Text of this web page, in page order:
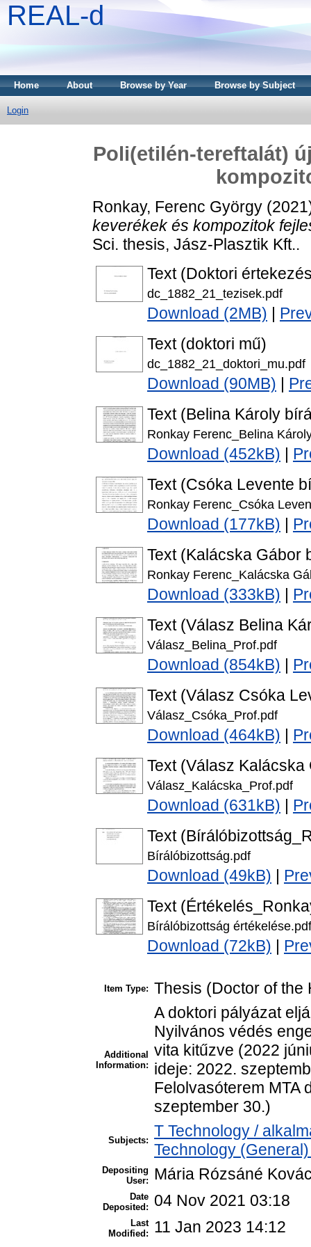
REAL-d
Home About Browse by Year Browse by Subject
Login
Poli(etilén-tereftalát)
Ronkay, Ferenc György
keverékek és kompozitok
Sci. thesis, Jász-Plasztik Kft..
Text (Doktori
dc_1882_21_tezisek.pdf
Download (2MB)
Text (doktori mű)
dc_1882_21_doktori_mu.pdf
Download (90MB)
Text (Belina Károly
Ronkay Ferenc_Belina
Download (452kB)
Text (Csóka Levente
Ronkay Ferenc_Csóka
Download (177kB)
Text (Kalácska Gábor
Ronkay Ferenc_Kalácska
Download (333kB)
Text (Válasz Belina
Válasz_Belina_Prof.pdf
Download (854kB)
Text (Válasz Csóka
Válasz_Csóka_Prof.pdf
Download (464kB)
Text (Válasz Kalácska
Válasz_Kalácska_Prof.pdf
Download (631kB)
Text
Bírálóbizottság.pdf
Download (49kB)
Text
Bírálóbizottság értékelése.pdf
Download (72kB)
Item Type: Thesis (Doctor of the
Additional
Information:
A doktori pályázat
Nyilvános védés
vita kitűzve (2022
ideje: 2022.
Felolvasóterem MTA
szeptember 30.)
Subjects:
T Technology /
Technology
Depositing
User:
Mária Rózsáné
Date
Deposited:
04 Nov 2021 03:18
Last
Modified:
11 Jan 2023 14:12